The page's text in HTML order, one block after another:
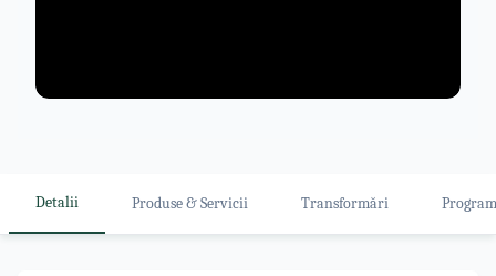
Detalii Produse & Servicii Transformări Program